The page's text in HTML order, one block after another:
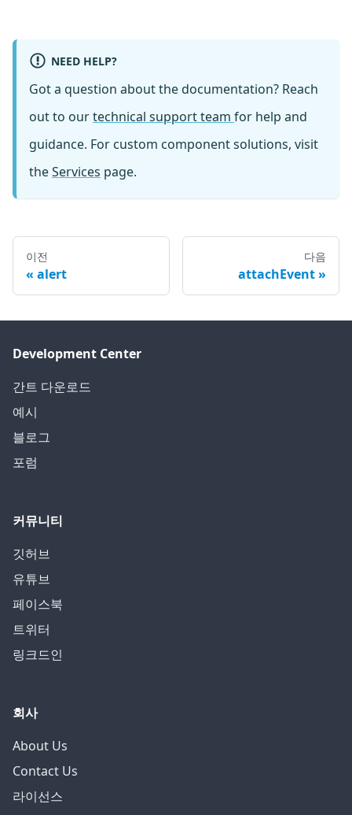
NEED HELP?
Got a question about the documentation? Reach
out to ourtechnical support team for help and
guidance. For custom component solutions, visit
theServices page.
이전
alert
다음
attachEvent
Development Center
간트 다운로드
예시
블로그
포럼
커뮤니티
깃허브
유튜브
페이스북
트위터
링크드인
회사
About Us
Contact Us
라이선스